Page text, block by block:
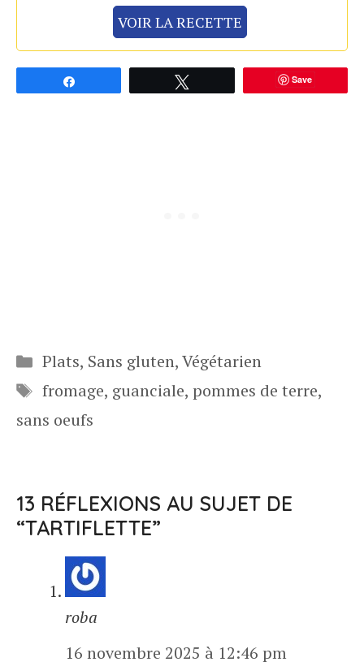
VOIR LA RECETTE
Save
Catégories
Plats, Sans gluten,Végétarien
Étiquettes
fromage, guanciale, pommes de terre,
sans oeufs
13 RÉFLEXIONS AU SUJET DE
“TARTIFLETTE”
roba
16 novembre 2025 à 12:46 pm